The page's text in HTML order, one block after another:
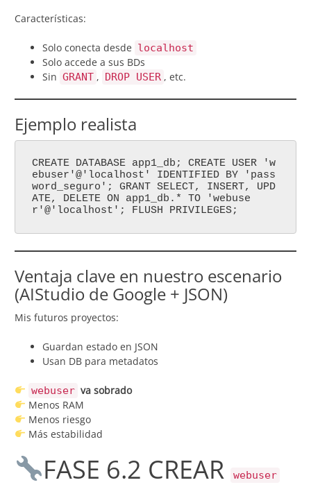
Características:
Solo conecta desde localhost
Solo accede a sus BDs
Sin GRANT , DROP USER , etc.
Ejemplo realista
CREATE DATABASE app1_db; CREATE USER 'w
ebuser'@'localhost' IDENTIFIED BY 'pass
word_seguro'; GRANT SELECT, INSERT, UPD
ATE, DELETE ON app1_db.* TO 'webuse
r'@'localhost'; FLUSH PRIVILEGES;
Ventaja clave en nuestro escenario
(AIStudio de Google + JSON)
Mis futuros proyectos:
Guardan estado en JSON
Usan DB para metadatos
webuser va sobrado
Menos RAM
Menos riesgo
Más estabilidad
FASE 6.2 CREAR webuser